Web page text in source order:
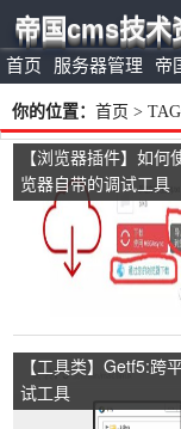
首页 服务器管理 帝
帝国cms技术
你的位置： 首页 >
【浏览器插件】如何
览器自带的调试工具
【工具类】Getf5:跨
试工具